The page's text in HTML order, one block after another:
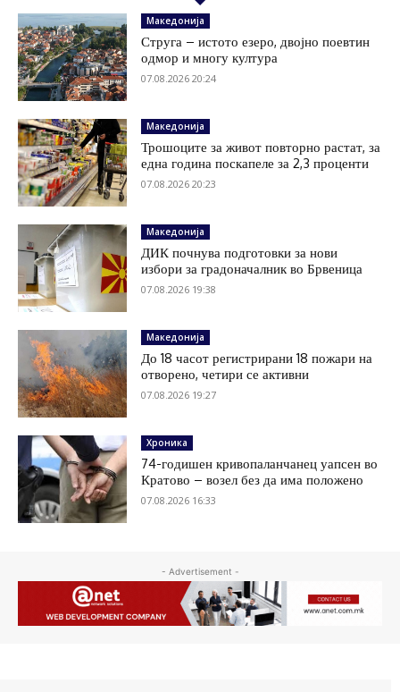
Македонија
Струга – истото езеро, двојно поевтин
одмор и многу култура
07.08.2026 20:24
Македонија
Трошоците за живот повторно растат, за
една година поскапеле за 2,3 проценти
07.08.2026 20:23
Македонија
ДИК почнува подготовки за нови
избори за градоначалник во Брвеница
07.08.2026 19:38
Македонија
До 18 часот регистрирани 18 пожари на
отворено, четири се активни
07.08.2026 19:27
Хроника
74-годишен кривопаланчанец уапсен во
Кратово – возел без да има положено
07.08.2026 16:33
- Advertisement -